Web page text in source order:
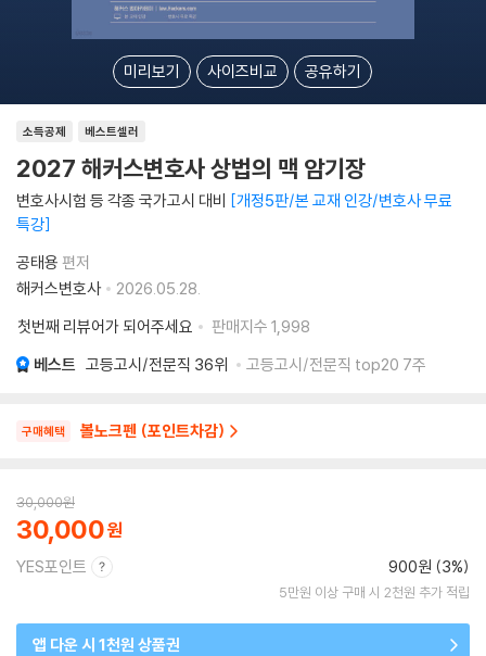
미리보기 사이즈비교 공유하기
소득공제 베스트셀러
2027 해커스변호사 상법의 맥 암기장
변호사시험 등 각종 국가고시 대비 개정5판/본 교재 인강/변호사 무료
특강
공태용 편저
해커스변호사
2026.05.28.
첫번째 리뷰어가 되어주세요
판매지수 1,998
베스트 고등고시/전문직 36위 고등고시/전문직 top20 7주
구매혜택 볼노크펜 (포인트차감)
30,000원
30,000
YES포인트 900원 (3%)
5만원 이상 구매 시 2천원 추가 적립
앱 다운 시 1천원 상품권